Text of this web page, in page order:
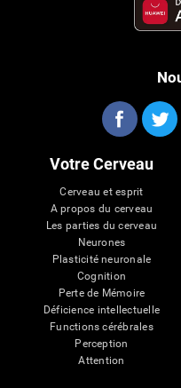
Votre Cerveau
Cerveau et esprit
A propos du cerveau
Les parties du cerveau
Neurones
Plasticité neuronale
Cognition
Perte de Mémoire
Déficience intellectuelle
Functions cérébrales
Perception
Attention